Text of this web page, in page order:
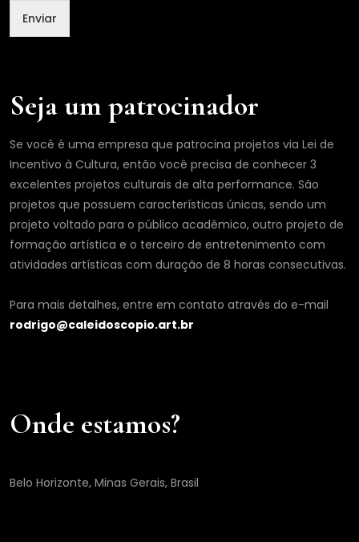
Enviar
Seja um patrocinador
Se você é uma empresa que patrocina projetos via Lei de
Incentivo à Cultura, então você precisa de conhecer 3
excelentes projetos culturais de alta performance. São
projetos que possuem características únicas, sendo um
projeto voltado para o público acadêmico, outro projeto de
formação artística e o terceiro de entretenimento com
atividades artísticas com duração de 8 horas consecutivas.
Para mais detalhes, entre em contato através do e-mail
rodrigo@caleidoscopio.art.br
Onde estamos?
Belo Horizonte, Minas Gerais, Brasil